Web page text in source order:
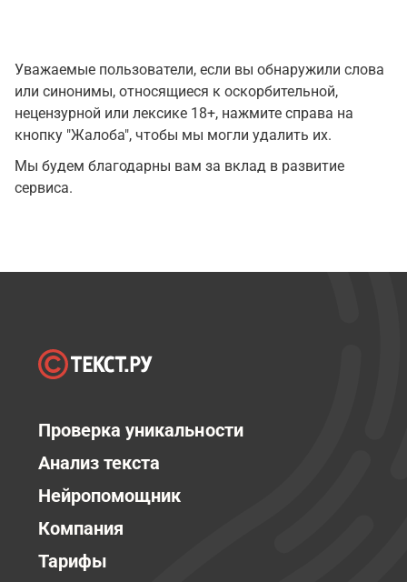
Уважаемые пользователи, если вы обнаружили слова
или синонимы, относящиеся к оскорбительной,
нецензурной или лексике 18+, нажмите справа на
кнопку "Жалоба", чтобы мы могли удалить их.
Мы будем благодарны вам за вклад в развитие
сервиса.
Проверка уникальности
Анализ текста
Нейропомощник
Компания
Тарифы